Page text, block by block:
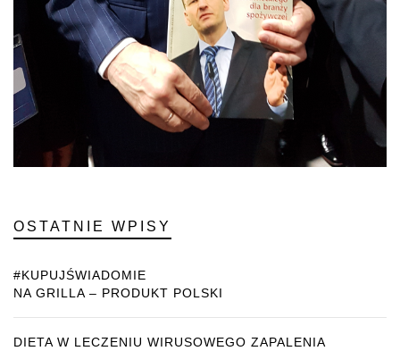
OSTATNIE WPISY
#KUPUJŚWIADOMIE
NA GRILLA – PRODUKT POLSKI
DIETA W LECZENIU WIRUSOWEGO ZAPALENIA